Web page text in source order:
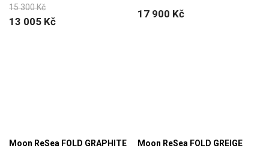
15 300 Kč
13 005 Kč
17 900 Kč
Moon ReSea FOLD GRAPHITE Moon ReSea FOLD GREIGE